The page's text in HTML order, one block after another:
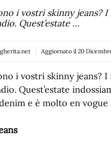
i vostri skinny jeans?
Quest’estate …
Aggiornato il 20
i vostri skinny jeans?
Quest’estate
e è molto en vogue